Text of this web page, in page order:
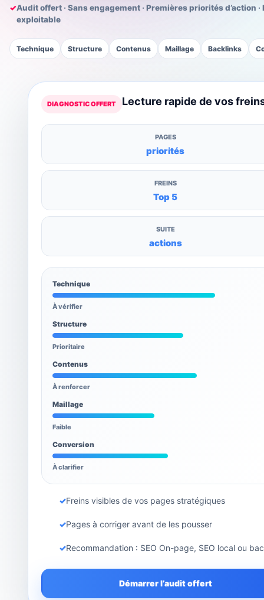
✓Audit offert · Sans engagement · Premières priorités d’action ·
exploitable
Technique Structure Contenus Maillage Backlinks
DIAGNOSTIC OFFERT Lecture rapide de vos
PAGES
priorités
FREINS
Top 5
SUITE
actions
Technique
À vérifier
Structure
Prioritaire
Contenus
À renforcer
Maillage
Faible
Conversion
À clarifier
✓Freins visibles de vos pages stratégiques
✓Pages à corriger avant de les pousser
✓Recommandation : SEO On-page, SEO local ou
Démarrer l’audit offert